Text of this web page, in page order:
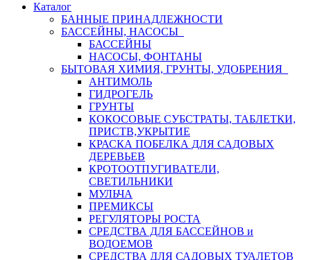
Каталог
БАННЫЕ ПРИНАДЛЕЖНОСТИ
БАССЕЙНЫ, НАСОСЫ
БАССЕЙНЫ
НАСОСЫ, ФОНТАНЫ
БЫТОВАЯ ХИМИЯ, ГРУНТЫ, УДОБРЕНИЯ
АНТИМОЛЬ
ГИДРОГЕЛЬ
ГРУНТЫ
КОКОСОВЫЕ СУБСТРАТЫ, ТАБЛЕТКИ,
ПРИСТВ,УКРЫТИЕ
КРАСКА ПОБЕЛКА ДЛЯ САДОВЫХ
ДЕРЕВЬЕВ
КРОТООТПУГИВАТЕЛИ,
СВЕТИЛЬНИКИ
МУЛЬЧА
ПРЕМИКСЫ
РЕГУЛЯТОРЫ РОСТА
СРЕДСТВА ДЛЯ БАССЕЙНОВ и
ВОДОЕМОВ
СРЕДСТВА ДЛЯ САДОВЫХ ТУАЛЕТОВ